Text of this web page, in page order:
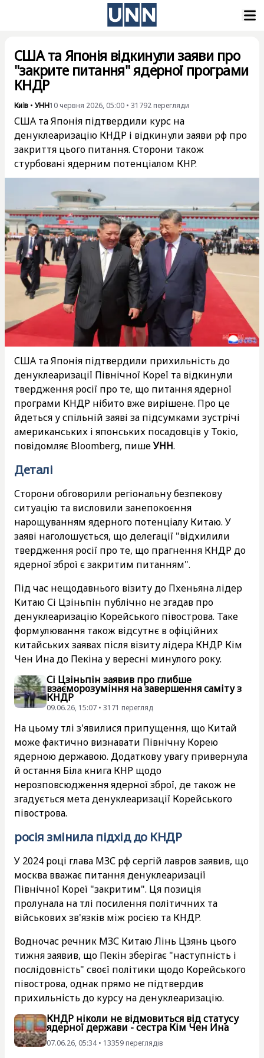
США та Японія відкинули заяви про
"закрите питання" ядерної програми
КНДР
Київ • УНН10 червня 2026, 05:00 • 31792 перегляди
США та Японія підтвердили курс на
денуклеаризацію КНДР і відкинули заяви рф про
закриття цього питання. Сторони також
стурбовані ядерним потенціалом КНР.
США та Японія підтвердили прихильність до
денуклеаризації Північної Кореї та відкинули
твердження росії про те, що питання ядерної
програми КНДР нібито вже вирішене. Про це
йдеться у спільній заяві за підсумками зустрічі
американських і японських посадовців у Токіо,
повідомляє Bloomberg, пишеУНН.
Деталі
Сторони обговорили регіональну безпекову
ситуацію та висловили занепокоєння
нарощуванням ядерного потенціалу Китаю. У
заяві наголошується, що делегації "відхилили
твердження росії про те, що прагнення КНДР до
ядерної зброї є закритим питанням".
Під час нещодавнього візиту до Пхеньяна лідер
Китаю Сі Цзіньпін публічно не згадав про
денуклеаризацію Корейського півострова. Таке
формулювання також відсутнє в офіційних
китайських заявах після візиту лідера КНДР Кім
Чен Ина до Пекіна у вересні минулого року.
Сі Цзіньпін заявив про глибше
взаєморозуміння на завершення саміту з
КНДР
09.06.26, 15:07 • 3171 перегляд
На цьому тлі з'явилися припущення, що Китай
може фактично визнавати Північну Корею
ядерною державою. Додаткову увагу привернула
й остання Біла книга КНР щодо
нерозповсюдження ядерної зброї, де також не
згадується мета денуклеаризації Корейського
півострова.
росія змінила підхід до КНДР
У 2024 році глава МЗС рф сергій лавров заявив, що
москва вважає питання денуклеаризації
Північної Кореї "закритим". Ця позиція
пролунала на тлі посилення політичних та
військових зв'язків між росією та КНДР.
Водночас речник МЗС Китаю Лінь Цзянь цього
тижня заявив, що Пекін зберігає "наступність і
послідовність" своєї політики щодо Корейського
півострова, однак прямо не підтвердив
прихильність до курсу на денуклеаризацію.
КНДР ніколи не відмовиться від статусу
ядерної держави - сестра Кім Чен Ина
07.06.26, 05:34 • 13359 переглядiв